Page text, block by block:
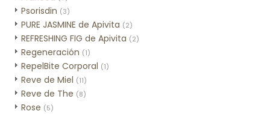
Psorisdin (3)
PURE JASMINE de Apivita (2)
REFRESHING FIG de Apivita (2)
Regeneración (1)
RepelBite Corporal (1)
Reve de Miel (11)
Reve de The (8)
Rose (5)